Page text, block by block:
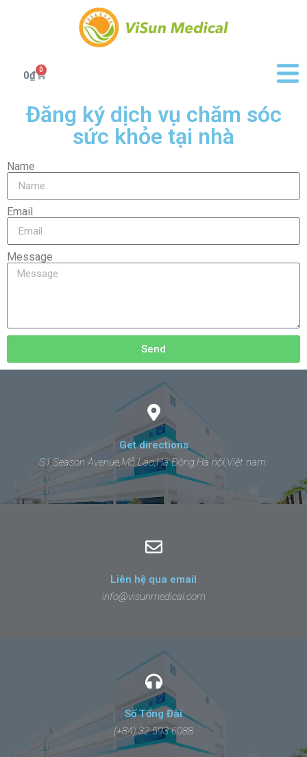
0₫ 0
Đăng ký dịch vụ chăm sóc
sức khỏe tại nhà
Name
Email
Message
Send
Get directions
S1,Season Avenue,Mỗ Lao,Hà Đông,Hà nội,Việt nam.
Liên hệ qua email
info@visunmedical.com
Số Tổng Đài
(+84) 32 593 6088